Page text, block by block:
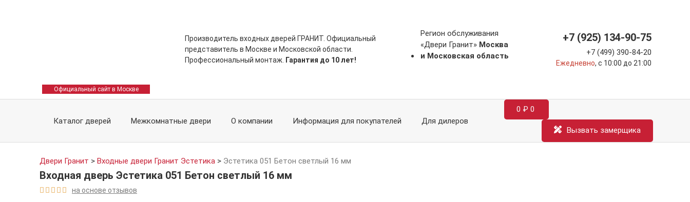
Официальный сайт в Москве
Производитель входных дверей ГРАНИТ. Официальный
представитель в Москве и Московской области.
Профессиональный монтаж.
Гарантия до 10 лет!
Регион обслуживания
«Двери Гранит» Москва
и Московская область
+7 (925) 134-90-75
+7 (499) 390-84-20
Ежедневно, с 10:00 до 21:00
Каталог дверей Межкомнатные двери О компании Информация для покупателей Для дилеров
0 ₽ 0
Вызвать замерщика
Двери Гранит > Входные двери Гранит Эстетика > Эстетика 051 Бетон светлый 16 мм
Входная дверь Эстетика 051 Бетон светлый 16 мм
     на основе отзывов